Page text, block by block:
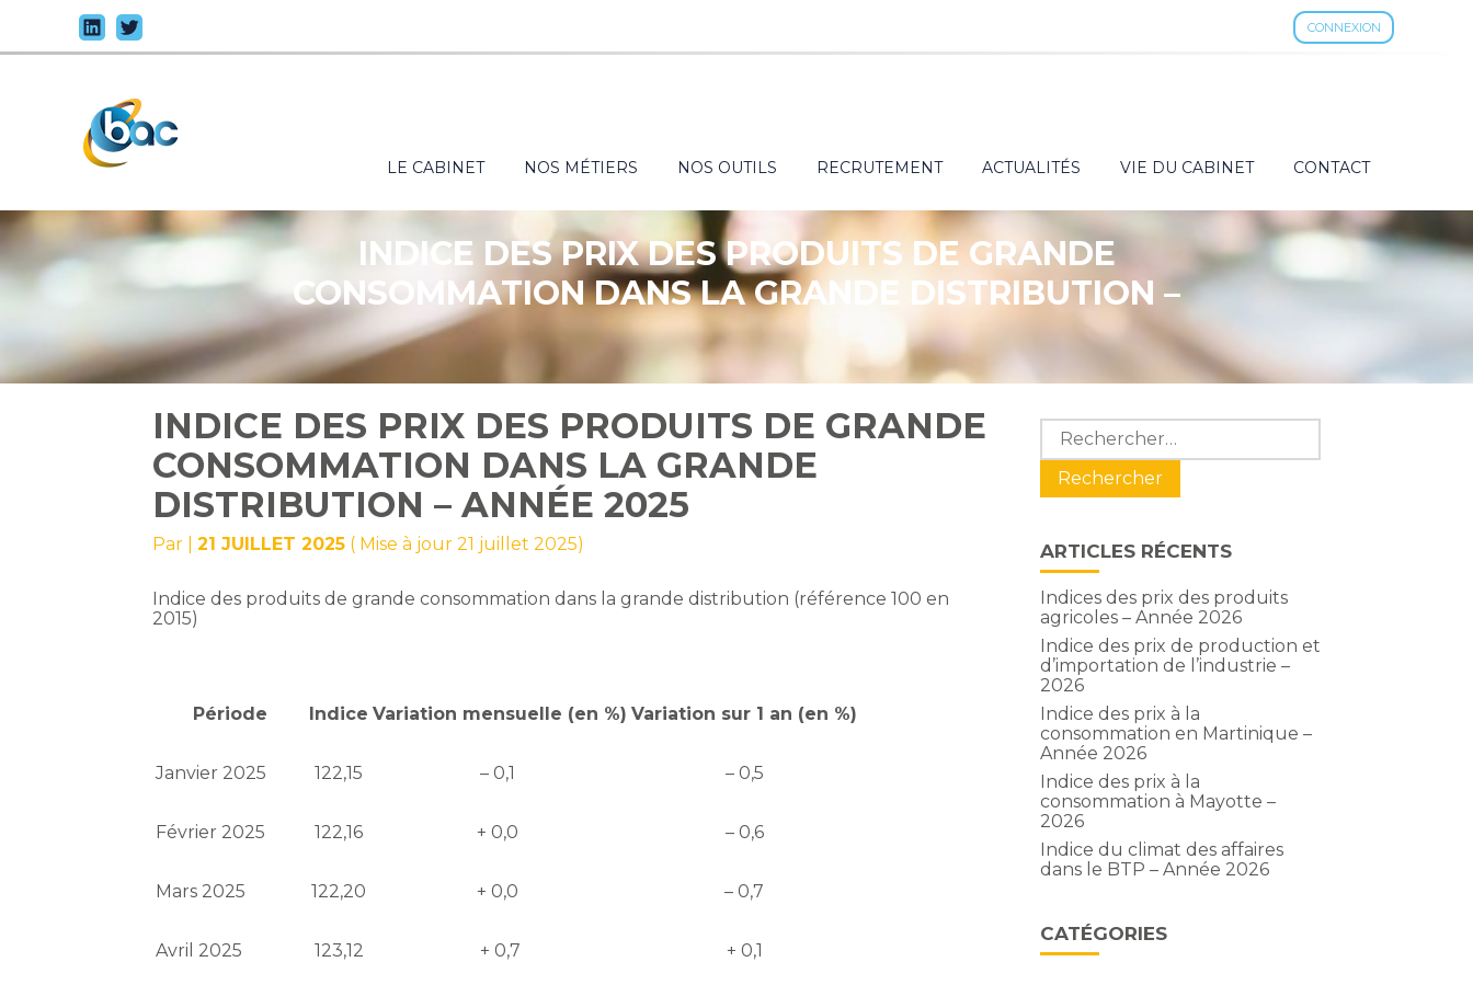
CONNEXION
au
contenu
Principal
LE CABINET NOS MÉTIERS NOS OUTILS RECRUTEMENT ACTUALITÉS VIE DU CABINET CONTACT
INDICE DES PRIX DES PRODUITS DE GRANDE
CONSOMMATION DANS LA GRANDE DISTRIBUTION –
ANNÉE 2025
INDICE DES PRIX DES PRODUITS DE GRANDE
CONSOMMATION DANS LA GRANDE
DISTRIBUTION – ANNÉE 2025
Par |21 JUILLET 2025 ( Mise à jour 21 juillet 2025)
Indice des produits de grande consommation dans la grande distribution (référence 100 en
2015)
Période Indice Variation mensuelle (en %) Variation sur 1 an (en %)
Janvier 2025 122,15 – 0,1 – 0,5
Février 2025 122,16 + 0,0 – 0,6
Mars 2025 122,20 + 0,0 – 0,7
Avril 2025 123,12 + 0,7 + 0,1
Blog
sidebar
Rechercher :
ARTICLES RÉCENTS
Indices des prix des produits
agricoles – Année 2026
Indice des prix de production et
d’importation de l’industrie –
2026
Indice des prix à la
consommation en Martinique –
Année 2026
Indice des prix à la
consommation à Mayotte –
2026
Indice du climat des affaires
dans le BTP – Année 2026
CATÉGORIES